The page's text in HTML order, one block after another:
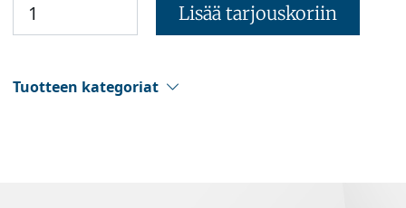
Lisää tarjouskoriin
Tuotteen kategoriat